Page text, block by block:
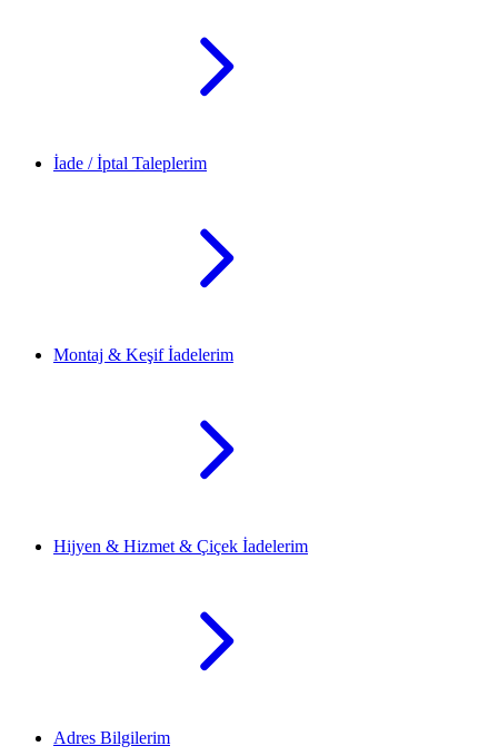
İade / İptal Taleplerim
Montaj & Keşif İadelerim
Hijyen & Hizmet & Çiçek İadelerim
Adres Bilgilerim